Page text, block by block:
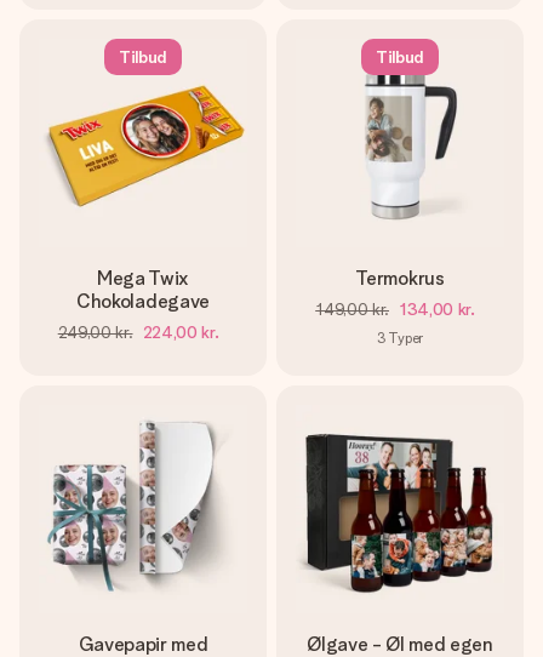
Tilbud
Mega Twix
Chokoladegave
249,00 kr. 224,00 kr.
Tilbud
Termokrus
149,00 kr. 134,00 kr.
3 Typer
Gavepapir med
Ølgave - Øl med egen